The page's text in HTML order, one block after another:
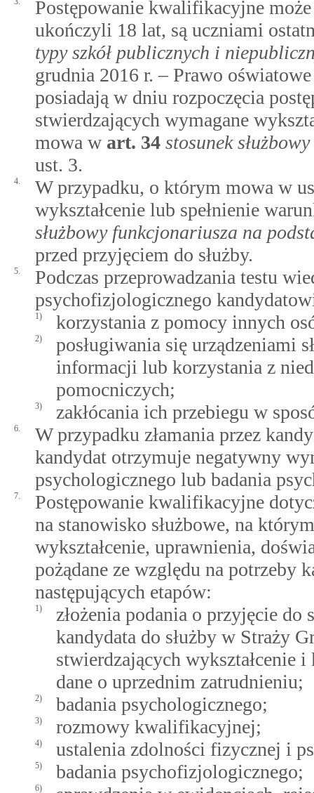
Postępowanie kwalifikacyjne
ukończyli 18 lat, są uczniami
typy szkół publicznych i
grudnia 2016 r. – Prawo
posiadają w dniu rozpoczęcia
stwierdzających wymagane
mowa w art. 34 stosunek
ust. 3.
4.
W przypadku, o którym mowa w
wykształcenie lub spełnienie
służbowy funkcjonariusza na
przed przyjęciem do służby.
5.
Podczas przeprowadzania testu
psychofizjologicznego
1) korzystania z pomocy innych
2)
posługiwania się urządzeniami
informacji lub korzystania z
pomocniczych;
3) zakłócania ich przebiegu w
6.
W przypadku złamania przez
kandydat otrzymuje negatywny
psychologicznego lub badania
7.
Postępowanie kwalifikacyjne
na stanowisko służbowe, na
wykształcenie, uprawnienia,
pożądane ze względu na potrzeby
następujących etapów:
1)
złożenia podania o przyjęcie do
kandydata do służby w Straży
stwierdzających wykształcenie
dane o uprzednim zatrudnieniu;
2) badania psychologicznego;
3) rozmowy kwalifikacyjnej;
4) ustalenia zdolności fizycznej i
5) badania psychofizjologicznego;
6)